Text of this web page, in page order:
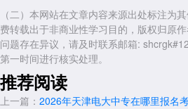
完成学籍注册，获得学号
整个流程考生在家中使用电脑或手机即
地点。全国各地的考生(包括天津市本地和
报名，全程无需到天津。
三、常见误区澄清
（二）本网站在文章内容来源出处标注为
费转载出于非商业性学习目的，版权归原
问题存在异议，请及时联系邮箱:
第一时间进行核实处理。
推荐阅读
上一篇： 2026年天津电大中专在哪里报名